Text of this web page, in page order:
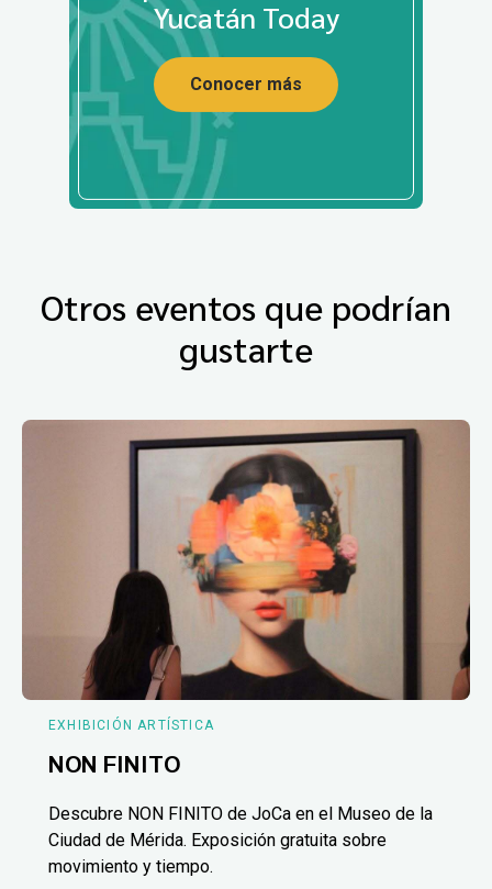
Yucatán Today
Conocer más
Otros eventos que podrían
gustarte
EXHIBICIÓN ARTÍSTICA
NON FINITO
Descubre NON FINITO de JoCa en el Museo de la
Ciudad de Mérida. Exposición gratuita sobre
movimiento y tiempo.